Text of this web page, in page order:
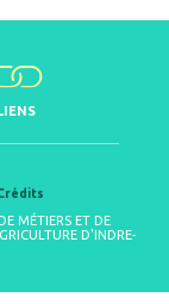
MÉTIERS ET DE
D'INDRE-